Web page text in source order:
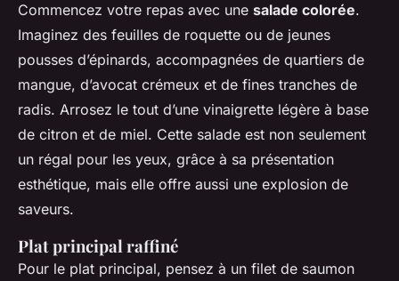
Commencez votre repas avec une salade colorée.
Imaginez des feuilles de roquette ou de jeunes
pousses d’épinards, accompagnées de quartiers de
mangue, d’avocat crémeux et de fines tranches de
radis. Arrosez le tout d’une vinaigrette légère à base
de citron et de miel. Cette salade est non seulement
un régal pour les yeux, grâce à sa présentation
esthétique, mais elle offre aussi une explosion de
saveurs.
Plat principal raffiné
Pour le plat principal, pensez à un filet de saumon